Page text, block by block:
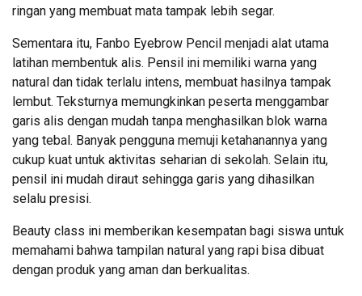
ringan yang membuat mata tampak lebih segar.
Sementara itu, Fanbo Eyebrow Pencil menjadi alat utama
latihan membentuk alis. Pensil ini memiliki warna yang
natural dan tidak terlalu intens, membuat hasilnya tampak
lembut. Teksturnya memungkinkan peserta menggambar
garis alis dengan mudah tanpa menghasilkan blok warna
yang tebal. Banyak pengguna memuji ketahanannya yang
cukup kuat untuk aktivitas seharian di sekolah. Selain itu,
pensil ini mudah diraut sehingga garis yang dihasilkan
selalu presisi.
Beauty class ini memberikan kesempatan bagi siswa untuk
memahami bahwa tampilan natural yang rapi bisa dibuat
dengan produk yang aman dan berkualitas.